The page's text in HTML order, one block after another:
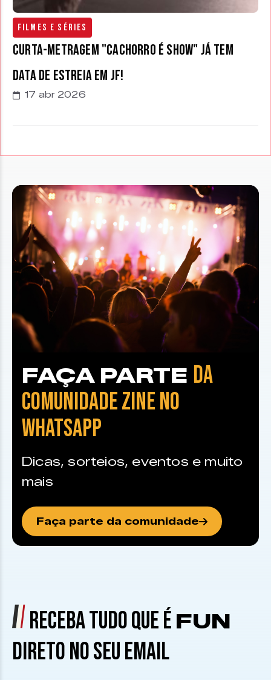
Filmes e Séries
Curta-metragem "Cachorro é Show" já tem
data de estreia em JF!
17 abr 2026
FAÇA PARTE DA
COMUNIDADE ZINE NO
WHATSAPP
Dicas, sorteios, eventos e muito
mais
Faça parte da comunidade
RECEBA TUDO QUE É FUN
DIRETO NO SEU EMAIL